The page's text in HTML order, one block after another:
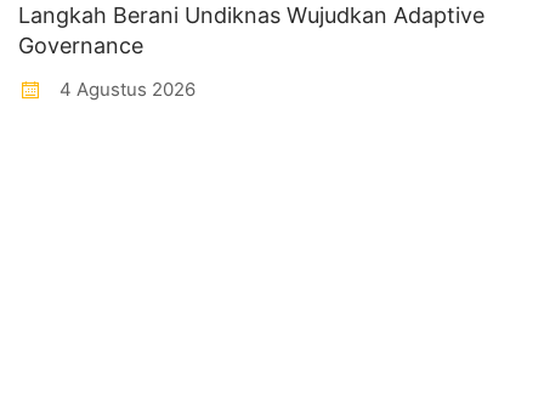
Langkah Berani Undiknas Wujudkan Adaptive
Governance
4 Agustus 2026